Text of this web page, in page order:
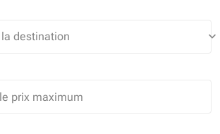
keyboard_arrow_down